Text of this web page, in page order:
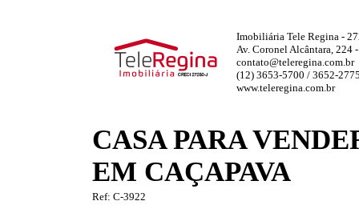
Imobiliária Tele Regina -
Av. Coronel Alcântara, 224
contato@teleregina.com.br
(12) 3653-5700 / 3652-
www.teleregina.com.br
CASA PARA
EM CAÇAPAVA
Ref: C-3922